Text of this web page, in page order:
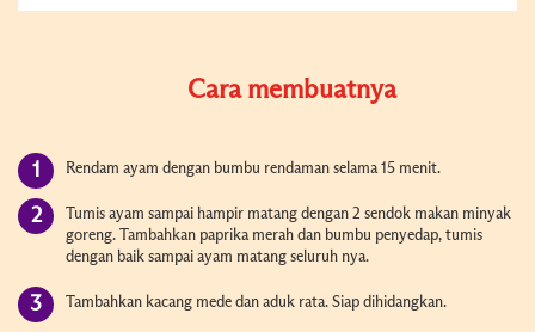
Cara membuatnya
Rendam ayam dengan bumbu rendaman selama 15 menit.
Tumis ayam sampai hampir matang dengan 2 sendok makan minyak
goreng. Tambahkan paprika merah dan bumbu penyedap, tumis
dengan baik sampai ayam matang seluruh nya.
Tambahkan kacang mede dan aduk rata. Siap dihidangkan.